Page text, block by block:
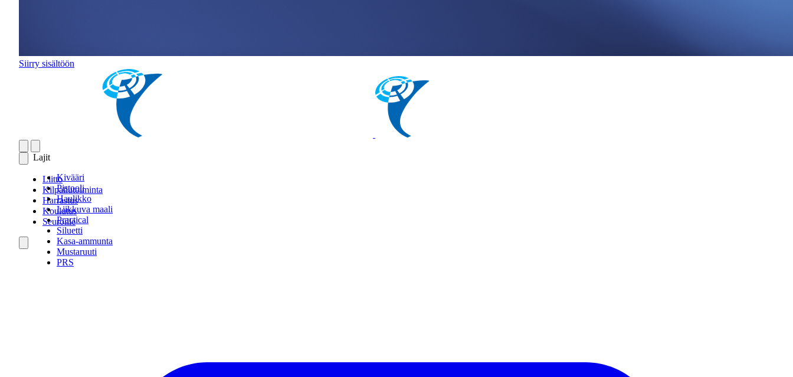
Siirry sisältöön
Lajit
Kivääri
Pistooli
Haulikko
Liikkuva maali
Practical
Siluetti
Kasa-ammunta
Mustaruuti
PRS
Liitto
Kilpailutoiminta
Harrastus
Koulutus
Seuroille